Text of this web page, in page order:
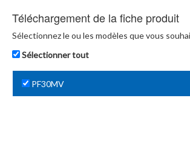
Téléchargement de la fiche produit
Sélectionnez le ou les modèles que vous
Sélectionner tout
PF30MV